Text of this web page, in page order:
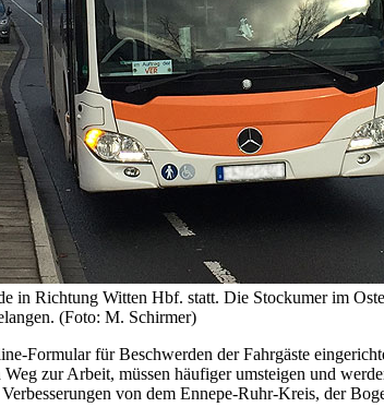
in Richtung Witten Hbf. statt. Die Stockumer im
(Foto: M. Schirmer)
Formular für Beschwerden der Fahrgäste
zur Arbeit, müssen häufiger umsteigen und
von dem Ennepe-Ruhr-Kreis, der